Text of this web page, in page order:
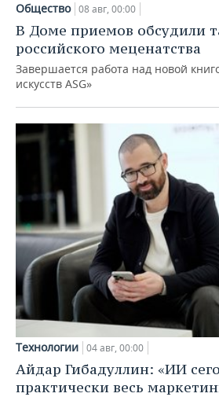
Общество 08 авг, 00:00
В Доме приемов обсудили
российского меценатства
Завершается работа над новой
искусств ASG»
Технологии 04 авг, 00:00
Айдар Гибадуллин: «ИИ
практически весь